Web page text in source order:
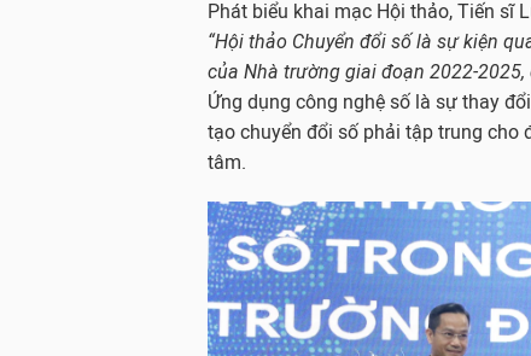
Phát biểu khai mạc Hội thảo, Tiến sĩ
“Hội thảo Chuyển đổi số là sự kiện
của Nhà trường giai đoạn 2022-
Ứng dụng công nghệ số là sự thay
tạo chuyển đổi số phải tập trung cho
tâm.